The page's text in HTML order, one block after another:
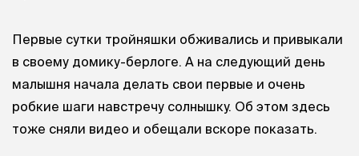
Первые сутки тройняшки обживались и привыкали
в своему домику-берлоге. А на следующий день
малышня начала делать свои первые и очень
робкие шаги навстречу солнышку. Об этом здесь
тоже сняли видео и обещали вскоре показать.